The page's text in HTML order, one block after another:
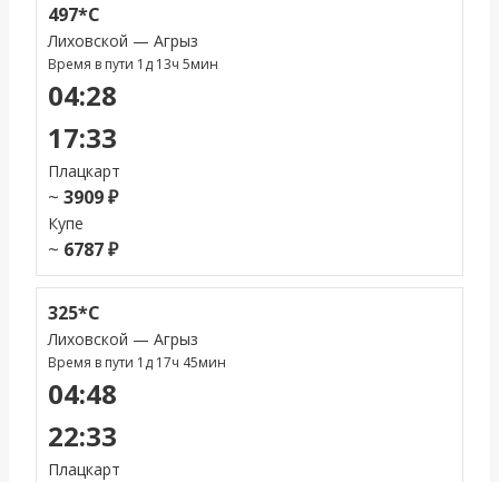
497*С
Лиховской — Агрыз
Время в пути 1д 13ч 5мин
04:28
17:33
Плацкарт
~ 3909 ₽
Купе
~ 6787 ₽
325*С
Лиховской — Агрыз
Время в пути 1д 17ч 45мин
04:48
22:33
Плацкарт